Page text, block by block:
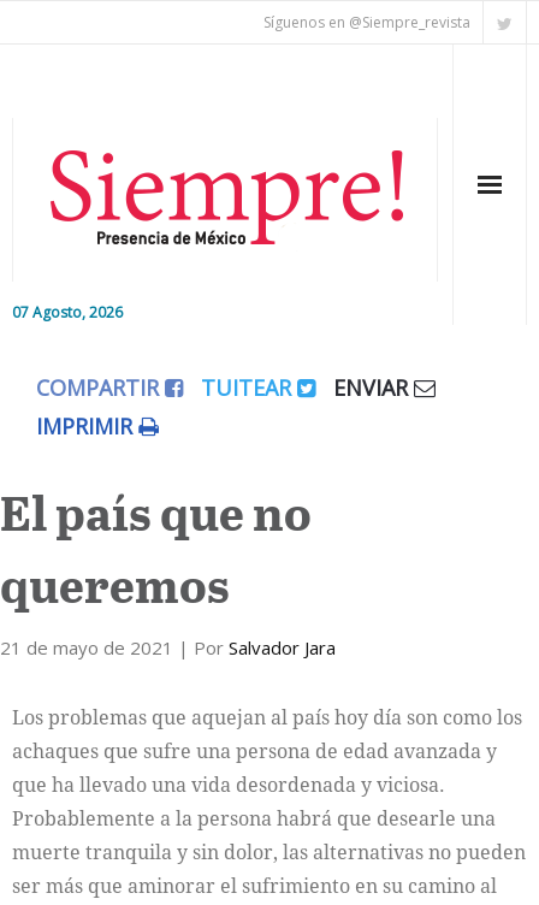
Síguenos en @Siempre_revista
07 Agosto, 2026
Editorial
Colaboradores
Internacional
Cultura
COMPARTIR TUITEAR
ENVIAR
IMPRIMIR
El país que no
queremos
21 de mayo de 2021 | Por Salvador Jara
Los problemas que aquejan al país hoy día son como los
achaques que sufre una persona de edad avanzada y
que ha llevado una vida desordenada y viciosa.
Probablemente a la persona habrá que desearle una
muerte tranquila y sin dolor, las alternativas no pueden
ser más que aminorar el sufrimiento en su camino al